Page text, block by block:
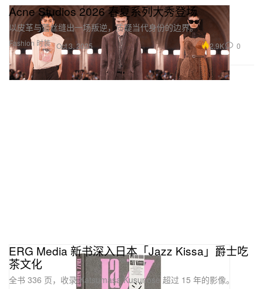
Fashion 时装
Acne Studios 2026 春夏系列大秀登场
以皮革与蕾丝缝出一场叛逆，质疑当代身份的边界。
Oct 3, 2025 2.9K 0
ERG Media 新书深入日本「Jazz Kissa」爵士吃
茶文化
全书 336 页，收录 Katsumasa Kusunose 超过 15 年的影像。